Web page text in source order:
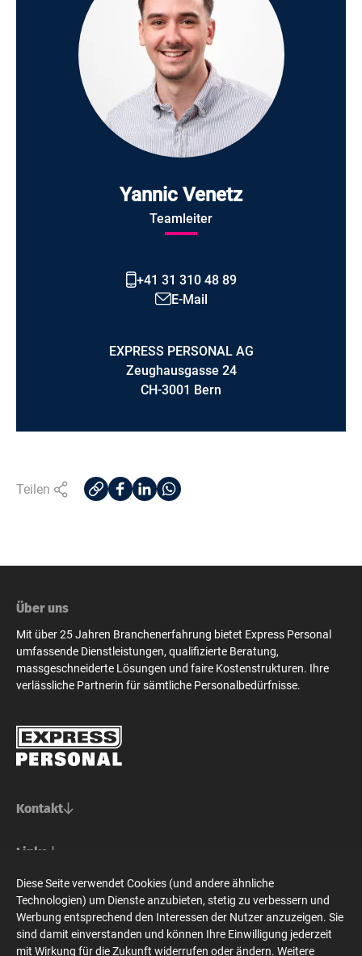
Yannic Venetz
Teamleiter
+41 31 310 48 89
E-Mail
EXPRESS PERSONAL AG
Zeughausgasse 24
CH-3001 Bern
Teilen
Über uns
Mit über 25 Jahren Branchenerfahrung bietet Express Personal
umfassende Dienstleistungen, qualifizierte Beratung,
massgeschneiderte Lösungen und faire Kostenstrukturen. Ihre
verlässliche Partnerin für sämtliche Personalbedürfnisse.
Kontakt
Basel/Nordwestschweiz
Steinenvorstadt 73
CH-4010 Basel
+41 61 228 70 10
basel@expresspersonal.ch
Bern/Mittelland
Express Personal AG
Zeughausgasse 24
CH-3001 Bern
Zürich/Ostschweiz/Graubünden
Express Personal AG
Westschweiz/Tessin/Wallis
Links
Für Stellensuchende
Für Unternehmen
Express Personal
Jobsuche
Bewerbung
Social Media
Diese Seite verwendet Cookies (und andere ähnliche
Technologien) um Dienste anzubieten, stetig zu verbessern und
Werbung entsprechend den Interessen der Nutzer anzuzeigen. Sie
sind damit einverstanden und können Ihre Einwilligung jederzeit
mit Wirkung für die Zukunft widerrufen oder ändern. Weitere